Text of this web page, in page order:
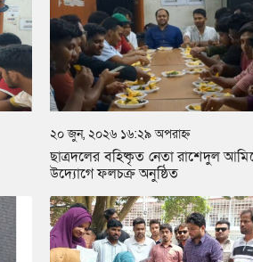
২০ জুন, ২০২৬ ১৬:২৯ অপরাহ্ন
ছাত্রদলের বহিষ্কৃত নেতা রাশেদুল
উদ্যোগে ফলচক্র অনুষ্ঠিত